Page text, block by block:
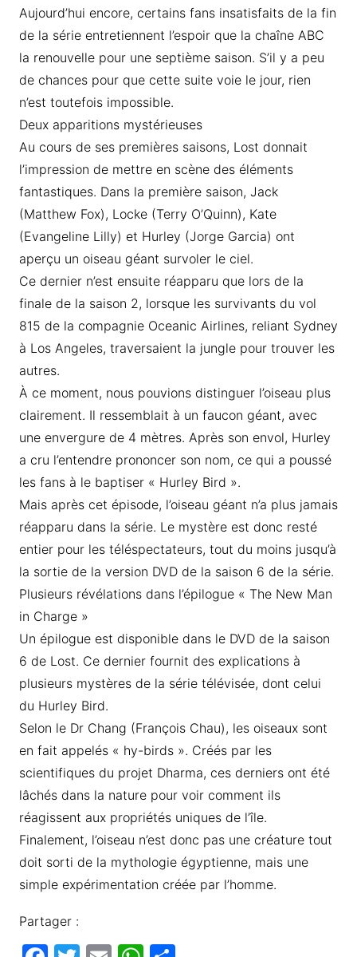
Aujourd’hui encore, certains fans insatisfaits de la fin
de la série entretiennent l’espoir que la chaîne ABC
la renouvelle pour une septième saison. S’il y a peu
de chances pour que cette suite voie le jour, rien
n’est toutefois impossible.
Deux apparitions mystérieuses
Au cours de ses premières saisons, Lost donnait
l’impression de mettre en scène des éléments
fantastiques. Dans la première saison, Jack
(Matthew Fox), Locke (Terry O’Quinn), Kate
(Evangeline Lilly) et Hurley (Jorge Garcia) ont
aperçu un oiseau géant survoler le ciel.
Ce dernier n’est ensuite réapparu que lors de la
finale de la saison 2, lorsque les survivants du vol
815 de la compagnie Oceanic Airlines, reliant Sydney
à Los Angeles, traversaient la jungle pour trouver les
autres.
À ce moment, nous pouvions distinguer l’oiseau plus
clairement. Il ressemblait à un faucon géant, avec
une envergure de 4 mètres. Après son envol, Hurley
a cru l’entendre prononcer son nom, ce qui a poussé
les fans à le baptiser « Hurley Bird ».
Mais après cet épisode, l’oiseau géant n’a plus jamais
réapparu dans la série. Le mystère est donc resté
entier pour les téléspectateurs, tout du moins jusqu’à
la sortie de la version DVD de la saison 6 de la série.
Plusieurs révélations dans l’épilogue « The New Man
in Charge »
Un épilogue est disponible dans le DVD de la saison
6 de Lost. Ce dernier fournit des explications à
plusieurs mystères de la série télévisée, dont celui
du Hurley Bird.
Selon le Dr Chang (François Chau), les oiseaux sont
en fait appelés « hy-birds ». Créés par les
scientifiques du projet Dharma, ces derniers ont été
lâchés dans la nature pour voir comment ils
réagissent aux propriétés uniques de l’île.
Finalement, l’oiseau n’est donc pas une créature tout
doit sorti de la mythologie égyptienne, mais une
simple expérimentation créée par l’homme.
Partager :